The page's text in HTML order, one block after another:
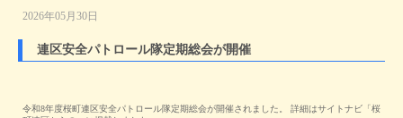
2026年05月30日
連区安全パトロール隊定期総会が開催
令和8年度桜町連区安全パトロール隊定期総会が開催されました。 詳細はサイトナビ「桜